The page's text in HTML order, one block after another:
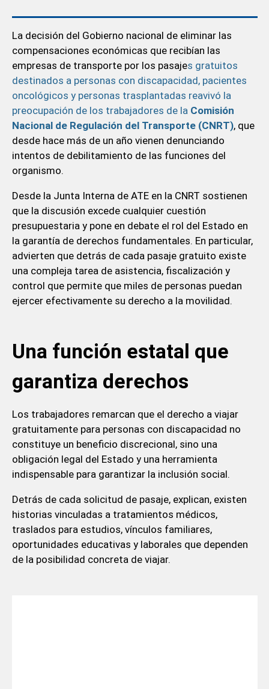
La decisión del Gobierno nacional de eliminar las
compensaciones económicas que recibían las
empresas de transporte por los pasajes gratuitos
destinados a personas con discapacidad, pacientes
oncológicos y personas trasplantadas reavivó la
preocupación de los trabajadores de la Comisión
Nacional de Regulación del Transporte (CNRT), que
desde hace más de un año vienen denunciando
intentos de debilitamiento de las funciones del
organismo.
Desde la Junta Interna de ATE en la CNRT sostienen
que la discusión excede cualquier cuestión
presupuestaria y pone en debate el rol del Estado en
la garantía de derechos fundamentales. En particular,
advierten que detrás de cada pasaje gratuito existe
una compleja tarea de asistencia, fiscalización y
control que permite que miles de personas puedan
ejercer efectivamente su derecho a la movilidad.
Una función estatal que
garantiza derechos
Los trabajadores remarcan que el derecho a viajar
gratuitamente para personas con discapacidad no
constituye un beneficio discrecional, sino una
obligación legal del Estado y una herramienta
indispensable para garantizar la inclusión social.
Detrás de cada solicitud de pasaje, explican, existen
historias vinculadas a tratamientos médicos,
traslados para estudios, vínculos familiares,
oportunidades educativas y laborales que dependen
de la posibilidad concreta de viajar.